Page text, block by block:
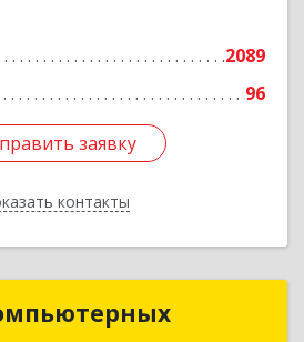
2089
96
заявку
контакты
заявку
Назад
Компьютерных